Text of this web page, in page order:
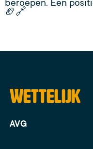
beroepen. Een
🏈🔗
Wettelijk
AVG